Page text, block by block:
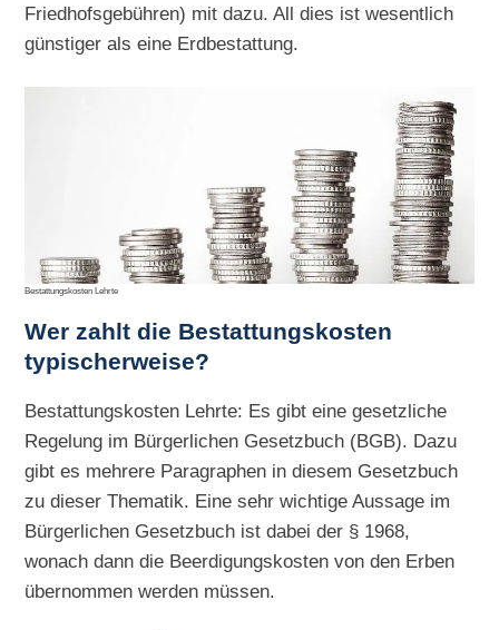
Friedhofsgebühren) mit dazu. All dies ist wesentlich
günstiger als eine Erdbestattung.
Bestattungskosten Lehrte
Wer zahlt die Bestattungskosten
typischerweise?
Bestattungskosten Lehrte: Es gibt eine gesetzliche
Regelung im Bürgerlichen Gesetzbuch (BGB). Dazu
gibt es mehrere Paragraphen in diesem Gesetzbuch
zu dieser Thematik. Eine sehr wichtige Aussage im
Bürgerlichen Gesetzbuch ist dabei der § 1968,
wonach dann die Beerdigungskosten von den Erben
übernommen werden müssen.